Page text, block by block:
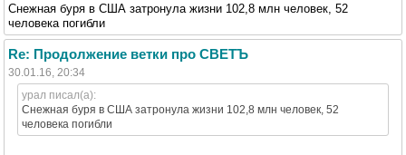
Снежная буря в США затронула жизни 102,8 млн человек, 52
человека погибли
Re: Продолжение ветки про СВЕТЪ
30.01.16, 20:34
урал писал(а):
Снежная буря в США затронула жизни 102,8 млн человек, 52
человека погибли